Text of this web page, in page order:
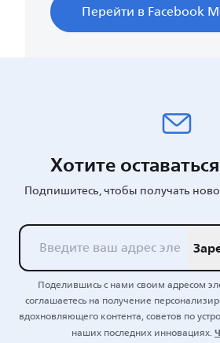
Перейти в Facebook
Хотите
Подпишитесь, чтобы получать
Поделившись с нами своим адресом
соглашаетесь на получение
вдохновляющего контента, советов по
наших последних инновациях.